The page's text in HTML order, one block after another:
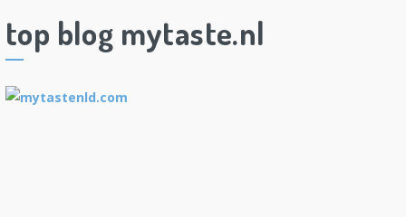
top blog mytaste.nl